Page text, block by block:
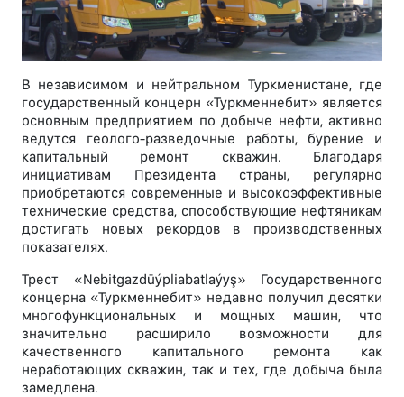
В независимом и нейтральном Туркменистане, где
государственный концерн «Туркменнебит» является
основным предприятием по добыче нефти, активно
ведутся геолого-разведочные работы, бурение и
капитальный ремонт скважин. Благодаря
инициативам Президента страны, регулярно
приобретаются современные и высокоэффективные
технические средства, способствующие нефтяникам
достигать новых рекордов в производственных
показателях.
Трест «Nebitgazdüýpliabatlaýyş» Государственного
концерна «Туркменнебит» недавно получил десятки
многофункциональных и мощных машин, что
значительно расширило возможности для
качественного капитального ремонта как
неработающих скважин, так и тех, где добыча была
замедлена.